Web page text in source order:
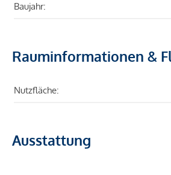
Baujahr:
Rauminformationen &
Nutzfläche:
Ausstattung